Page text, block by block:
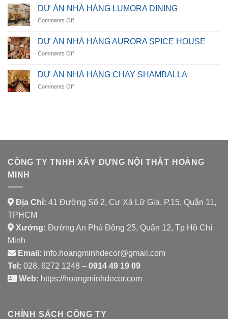
HIGHLANDS
RESTAURANT
DỰ ÁN NHÀ HÀNG LUMORA DINING
Comments Offon
ÁN
NHÀ
HÀNG
DINING
DỰ ÁN NHÀ HÀNG AURORA SPICE HOUSE
Comments Offon
ÁN
NHÀ
HÀNG
DỰ ÁN NHÀ HÀNG CHAY SHAMBALLA
Comments Offon
CÔNG TY TNHH XÂY DỰNG NỘI THẤT HOÀNG
MINH
Địa Chỉ: 41 Đường Số 2, Cư Xá Lữ Gia, P.15, Quận 11,
TPHCM
Xưởng: Đường An Phú Đông 25, Quận 12, Tp Hồ Chí
Minh
Email: info.hoangminhdecor@gmail.com
Tel: 028. 6272 1248 – 0914 49 19 09
Web: https://hoangminhdecor.com
CHÍNH SÁCH CÔNG TY